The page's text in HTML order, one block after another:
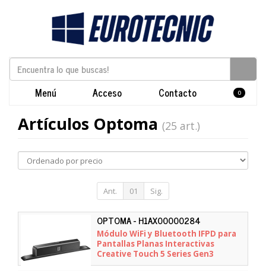
Menú Acceso Contacto 0
Artículos Optoma (25 art.)
Ant. 01 Sig.
OPTOMA - H1AX00000284
Módulo WiFi y Bluetooth IFPD para
Pantallas Planas Interactivas
Creative Touch 5 Series Gen3
Optoma SI07E/ 10m